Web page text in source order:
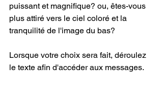
puissant et magnifique? ou, êtes-vous
plus attiré vers le ciel coloré et la
tranquilité de l'image du bas?
Lorsque votre choix sera fait, déroulez
le texte afin d'accéder aux messages.